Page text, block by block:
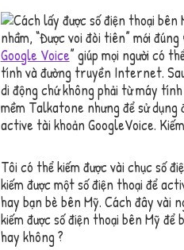
nhầm, “Được voi đòi tiên” mới
Google Voice” giúp mọi người có
tính và đường truyền Internet.
di động chứ không phải từ máy
mềm Talkatone nhưng để sử dụng
active tài khoản GoogleVoice.
Tôi có thể kiếm được vài chục số
kiếm được một số điện thoại để
hay bạn bè bên Mỹ. Cách đây vài
kiếm được số điện thoại bên Mỹ
hay không ?